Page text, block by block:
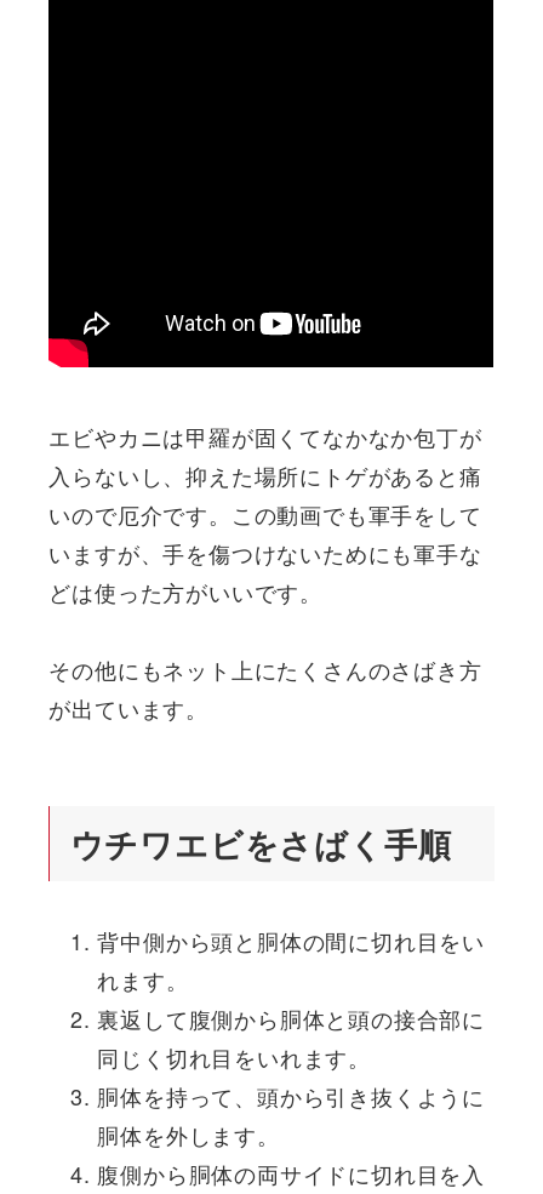
エビやカニは甲羅が固くてなかなか包丁が
入らないし、抑えた場所にトゲがあると痛
いので厄介です。この動画でも軍手をして
いますが、手を傷つけないためにも軍手な
どは使った方がいいです。
その他にもネット上にたくさんのさばき方
が出ています。
ウチワエビをさばく手順
背中側から頭と胴体の間に切れ目をい
れます。
裏返して腹側から胴体と頭の接合部に
同じく切れ目をいれます。
胴体を持って、頭から引き抜くように
胴体を外します。
腹側から胴体の両サイドに切れ目を入